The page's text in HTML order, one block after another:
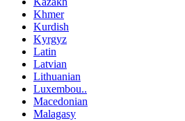
Khmer
Kurdish
Kyrgyz
Latin
Latvian
Lithuanian
Luxembou..
Macedonian
Malagasy